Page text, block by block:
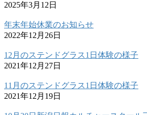
2025年3月12日
年末年始休業のお知らせ
2022年12月26日
12月のステンドグラス1日体験の様子
2021年12月27日
11月のステンドグラス1日体験の様子
2021年12月19日